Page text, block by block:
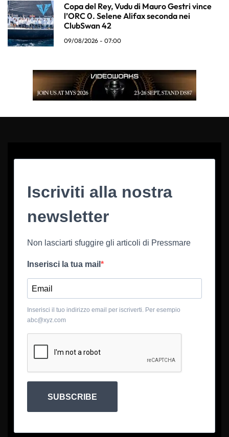
Copa del Rey, Vudu di Mauro Gestri vince
l’ORC 0. Selene Alifax seconda nei
ClubSwan 42
09/08/2026 - 07:00
Iscriviti alla nostra
newsletter
Non lasciarti sfuggire gli articoli di Pressmare
Inserisci la tua mail
Inserisci il tuo indirizzo email per iscriverti. Per esempio
abc@xyz.com
SUBSCRIBE